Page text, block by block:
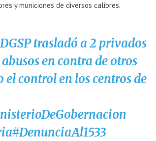
y municiones de diversos calibres.
trasladó a 2 privados
en contra de otros
control en los centros de
#DenunciaAl1533